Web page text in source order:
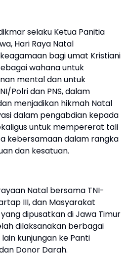
selaku Ketua Panitia
Hari Raya Natal
bagi umat Kristiani
wahana untuk
mental dan untuk
Polri dan PNS, dalam
menjadikan hikmah Natal
dalam pengabdian kepada
untuk mempererat tali
kebersamaan dalam rangka
dan kesatuan.
Natal bersama TNI-
III, dan Masyarakat
dipusatkan di Jawa Timur
dilaksanakan berbagai
kunjungan ke Panti
Donor Darah.